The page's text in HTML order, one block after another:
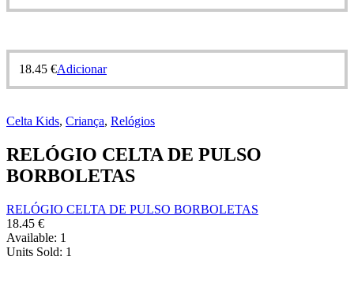
18.45 €Adicionar
Celta Kids, Criança, Relógios
RELÓGIO CELTA DE PULSO
BORBOLETAS
RELÓGIO CELTA DE PULSO BORBOLETAS
18.45 €
Available: 1
Units Sold: 1